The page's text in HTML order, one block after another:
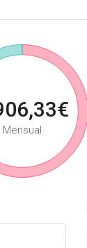
Mensual